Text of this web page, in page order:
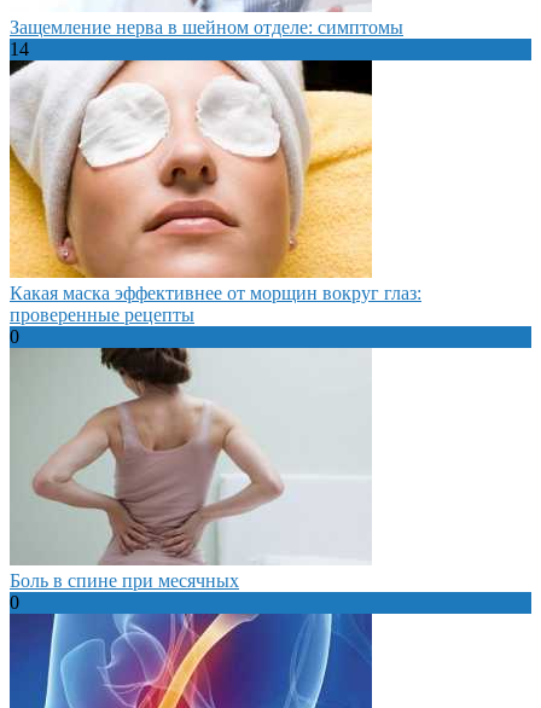
Защемление нерва в шейном отделе: симптомы
14
Какая маска эффективнее от морщин вокруг глаз:
проверенные рецепты
0
Боль в спине при месячных
0